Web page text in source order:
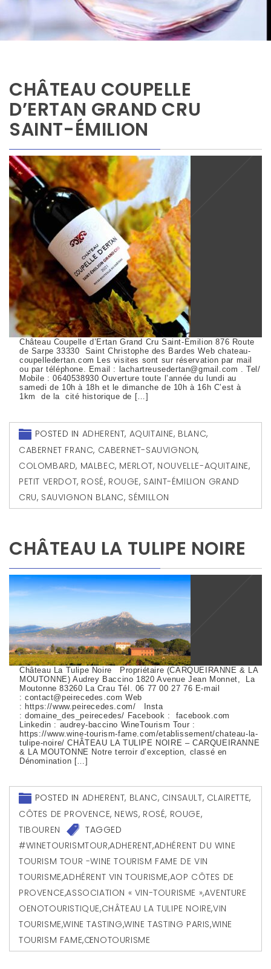
CHÂTEAU COUPELLE
D’ERTAN GRAND CRU
SAINT-ÉMILION
Château Coupelle d’Ertan Grand Cru Saint-Émilion 876 Route
de Sarpe 33330 Saint Christophe des Bardes Web chateau-
coupelledertan.com Les visites sont sur réservation par mail
ou par téléphone. Email : lachartreusedertan@gmail.com . Tel/
Mobile : 0640538930 Ouverture toute l’année du lundi au
samedi de 10h à 18h et le dimanche de 10h à 16h C’est à
1km de la cité historique de […]
POSTED IN ADHERENT, AQUITAINE, BLANC,
CABERNET FRANC, CABERNET-SAUVIGNON,
COLOMBARD, MALBEC, MERLOT, NOUVELLE-AQUITAINE,
PETIT VERDOT, ROSÉ, ROUGE, SAINT-ÉMILION GRAND
CRU, SAUVIGNON BLANC, SÉMILLON
CHÂTEAU LA TULIPE NOIRE
Château La Tulipe Noire Propriétaire (CARQUEIRANNE & LA
MOUTONNE) Audrey Baccino 1820 Avenue Jean Monnet, La
Moutonne 83260 La Crau Tél. 06 77 00 27 76 E-mail
: contact@peirecedes.com Web
: https://www.peirecedes.com/ Insta
: domaine_des_peirecedes/ Facebook : facebook.com
Linkedin : audrey-baccino WineTourism Tour :
https://www.wine-tourism-fame.com/etablissement/chateau-la-
tulipe-noire/ CHÂTEAU LA TULIPE NOIRE – CARQUEIRANNE
& LA MOUTONNE Notre terroir d’exception, classé en
Dénomination […]
POSTED IN ADHERENT, BLANC, CINSAULT, CLAIRETTE,
CÔTES DE PROVENCE, NEWS, ROSÉ, ROUGE,
TIBOUREN
TAGGED
#WINETOURISMTOUR,ADHERENT,ADHÉRENT DU WINE
TOURISM TOUR -WINE TOURISM FAME DE VIN
TOURISME,ADHÉRENT VIN TOURISME,AOP CÔTES DE
PROVENCE,ASSOCIATION « VIN-TOURISME »,AVENTURE
OENOTOURISTIQUE,CHÂTEAU LA TULIPE NOIRE,VIN
TOURISME,WINE TASTING,WINE TASTING PARIS,WINE
TOURISM FAME,ŒNOTOURISME